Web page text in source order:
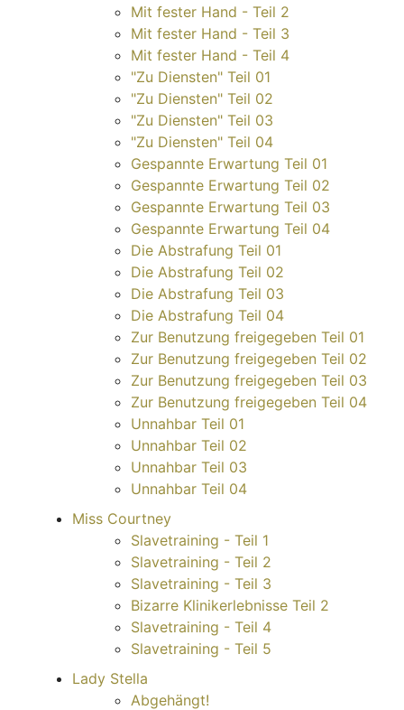
Mit fester Hand - Teil 2
Mit fester Hand - Teil 3
Mit fester Hand - Teil 4
"Zu Diensten" Teil 01
"Zu Diensten" Teil 02
"Zu Diensten" Teil 03
"Zu Diensten" Teil 04
Gespannte Erwartung Teil 01
Gespannte Erwartung Teil 02
Gespannte Erwartung Teil 03
Gespannte Erwartung Teil 04
Die Abstrafung Teil 01
Die Abstrafung Teil 02
Die Abstrafung Teil 03
Die Abstrafung Teil 04
Zur Benutzung freigegeben Teil 01
Zur Benutzung freigegeben Teil 02
Zur Benutzung freigegeben Teil 03
Zur Benutzung freigegeben Teil 04
Unnahbar Teil 01
Unnahbar Teil 02
Unnahbar Teil 03
Unnahbar Teil 04
Miss Courtney
Slavetraining - Teil 1
Slavetraining - Teil 2
Slavetraining - Teil 3
Bizarre Klinikerlebnisse Teil 2
Slavetraining - Teil 4
Slavetraining - Teil 5
Lady Stella
Abgehängt!